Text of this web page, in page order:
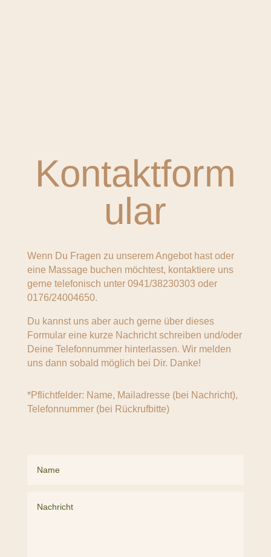
Kontaktform
ular
Wenn Du Fragen zu unserem Angebot hast oder
eine Massage buchen möchtest, kontaktiere uns
gerne telefonisch unter 0941/38230303 oder
0176/24004650.
Du kannst uns aber auch gerne über dieses
Formular eine kurze Nachricht schreiben und/oder
Deine Telefonnummer hinterlassen. Wir melden
uns dann sobald möglich bei Dir. Danke!
*Pflichtfelder: Name, Mailadresse (bei Nachricht),
Telefonnummer (bei Rückrufbitte)